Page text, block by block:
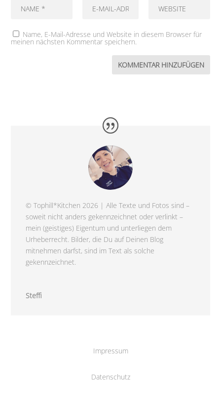
Name, E-Mail-Adresse und Website in diesem Browser für
meinen nächsten Kommentar speichern.
© Tophill*Kitchen 2026 | Alle Texte und Fotos sind –
soweit nicht anders gekennzeichnet oder verlinkt –
mein (geistiges) Eigentum und unterliegen dem
Urheberrecht. Bilder, die Du auf Deinen Blog
mitnehmen darfst, sind im Text als solche
gekennzeichnet.
Steffi
Impressum
Datenschutz